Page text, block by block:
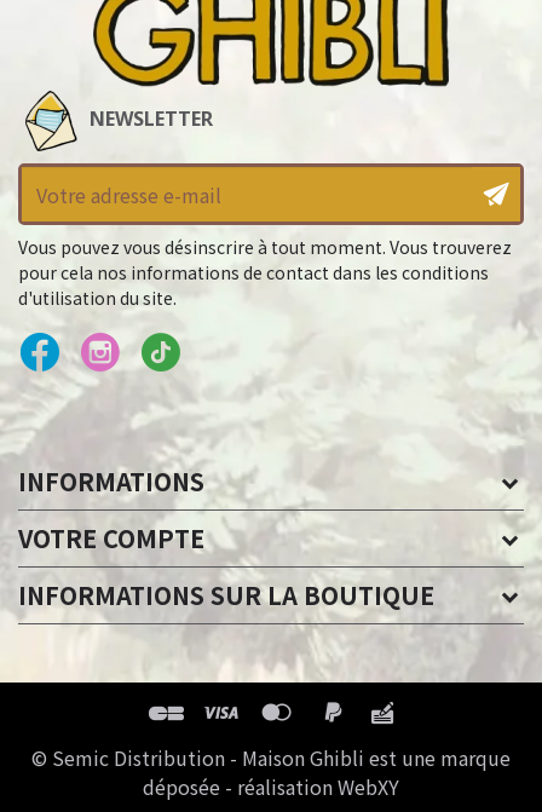
NEWSLETTER
Vous pouvez vous désinscrire à tout moment. Vous trouverez
pour cela nos informations de contact dans les conditions
d'utilisation du site.
INFORMATIONS
VOTRE COMPTE
INFORMATIONS SUR LA BOUTIQUE
© Semic Distribution - Maison Ghibli est une marque
déposée - réalisation WebXY